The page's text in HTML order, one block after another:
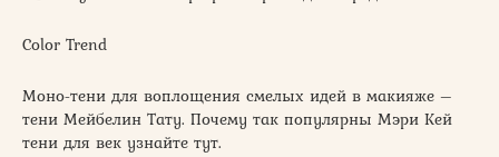
Color Trend
Моно-тени для воплощения смелых идей в макияже –
тени Мейбелин Тату. Почему так популярны Мэри Кей
тени для век узнайте тут.